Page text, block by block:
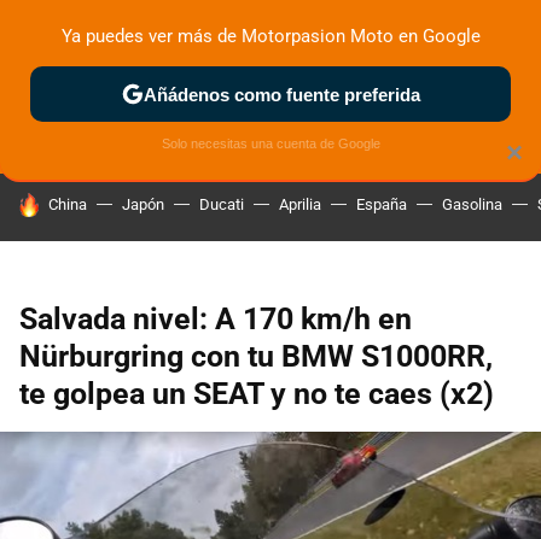
ZONA DE PRUEBAS DEPORTIVAS MOTOS ELÉCTRICAS
HOY SE HABLA DE
China Japón Ducati Aprilia España Gasolina
Salvada nivel: A 170 km/h en
Nürburgring con tu BMW S1000RR,
te golpea un SEAT y no te caes (x2)
×
Ya puedes ver más de Motorpasion Moto en Google
Añádenos como fuente preferida
Solo necesitas una cuenta de Google